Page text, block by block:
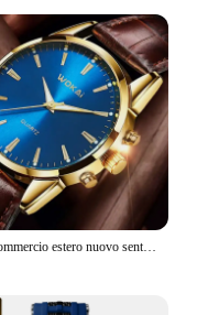
2024 commercio estero nuovo sentimento orologio classico retrò da uomo e da donna orologio al quarzo con cintura all'ingrosso